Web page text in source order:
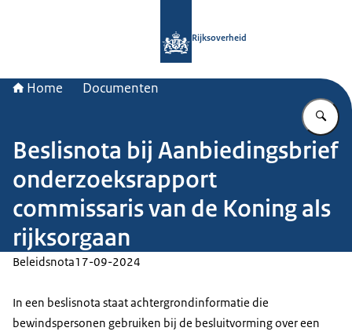
Rijksoverheid
Home Documenten
Beslisnota bij Aanbiedingsbrief
onderzoeksrapport
commissaris van de Koning als
rijksorgaan
Beleidsnota17-09-2024
In een beslisnota staat achtergrondinformatie die
bewindspersonen gebruiken bij de besluitvorming over een